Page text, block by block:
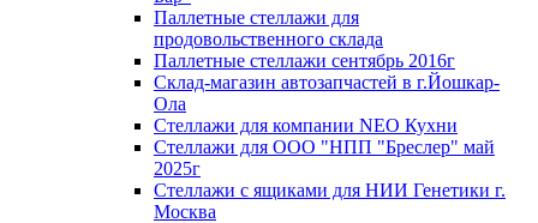
Паллетные стеллажи для
продовольственного склада
Паллетные стеллажи сентябрь 2016г
Склад-магазин автозапчастей в г.Йошкар-
Ола
Стеллажи для компании NEO Кухни
Стеллажи для ООО "НПП "Бреслер" май
2025г
Стеллажи с ящиками для НИИ Генетики г.
Москва